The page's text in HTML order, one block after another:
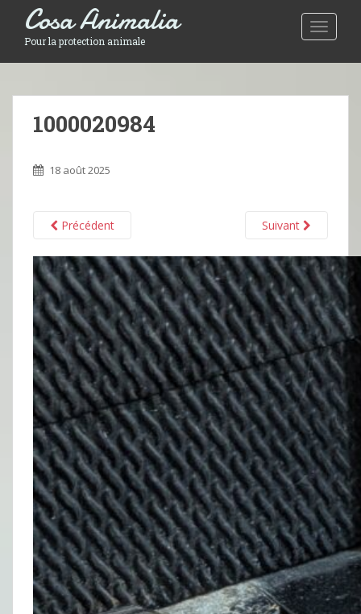
Toggle
Cosa Animalia
Pour la protection animale
1000020984
18 août 2025
Précédent Suivant